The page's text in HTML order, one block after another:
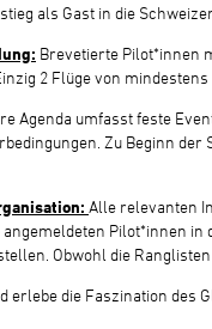
als Gast in die
Brevetierte Pilot*innen
2 Flüge von
Agenda umfasst feste
Zu Beginn
Alle relevanten
Pilot*innen
Obwohl die
erlebe die Faszination